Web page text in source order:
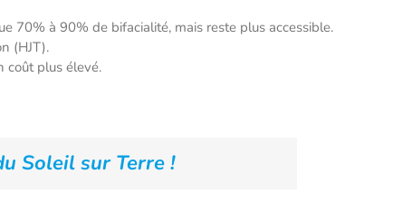
70% à 90% de bifacialité, mais reste plus accessible.
(HJT).
coût plus élevé.
Soleil sur Terre !